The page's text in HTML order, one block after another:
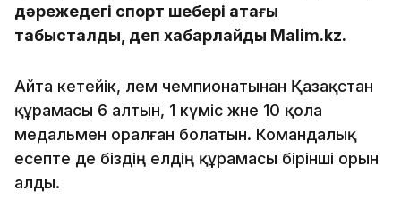
дәрежедегі спорт шебері атағы
табысталды, деп хабарлайды Malim.kz.
Айта кетейік, әлем чемпионатынан Қазақстан
құрамасы 6 алтын, 1 күміс және 10 қола
медальмен оралған болатын. Командалық
есепте де біздің елдің құрамасы бірінші орын
алды.